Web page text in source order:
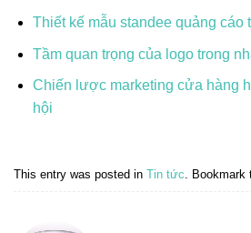
Thiết kế mẫu standee quảng cáo
Tầm quan trọng của logo trong
Chiến lược marketing cửa hàng
hội
This entry was posted in Tin tức. Bookmark